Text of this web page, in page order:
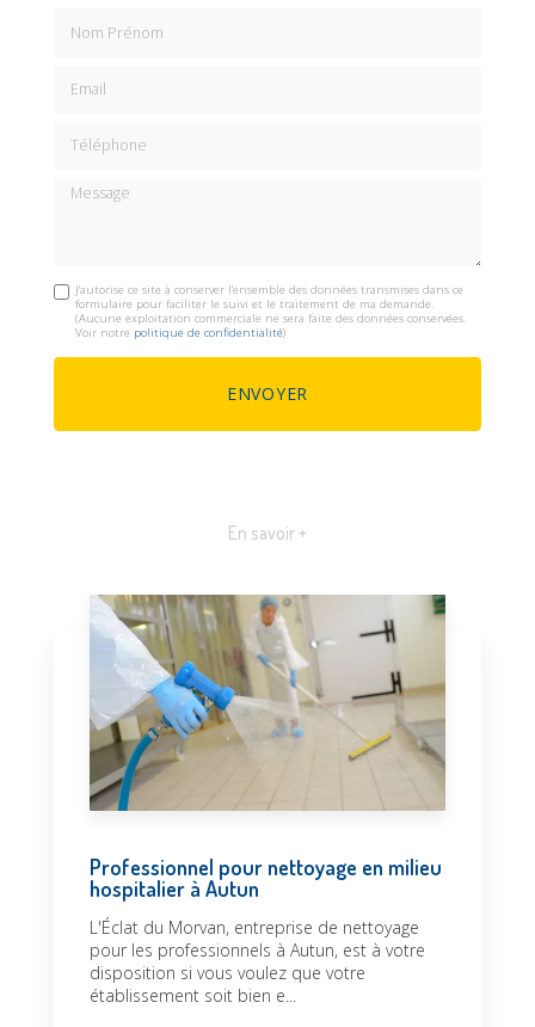
Message
J'autorise ce site à conserver l'ensemble des données transmises dans ce
formulaire pour faciliter le suivi et le traitement de ma demande.
(Aucune exploitation commerciale ne sera faite des données conservées.
Voir notre politique de confidentialité)
En savoir +
Professionnel pour nettoyage en milieu
hospitalier à Autun
L'Éclat du Morvan, entreprise de nettoyage
pour les professionnels à Autun, est à votre
disposition si vous voulez que votre
établissement soit bien e...